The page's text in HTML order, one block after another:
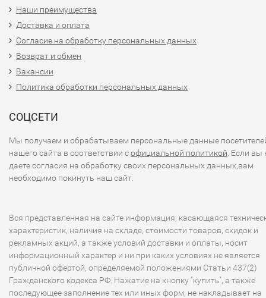
Наши преимущества
Доставка и оплата
Согласие на обработку персональных данных
Возврат и обмен
Вакансии
Политика обработки персональных данных
СОЦСЕТИ
Мы получаем и обрабатываем персональные данные
нашего сайта в соответствии софициальной политикой . Если вы
даете согласия на обработку своих персональных данных,вам
необходимо покинуть наш сайт.
Вся представленная на сайте информация, касающаяся
характеристик, наличия на складе, стоимости товаров, скидок и
рекламных акций, а также условий доставки и оплаты, носит
информационный характер и ни при каких условиях не является
публичной офертой, определяемой положениями Статьи 437(2)
Гражданского кодекса РФ. Нажатие на кнопку "купить", а также
последующее заполнение тех или иных форм, не накладывает на